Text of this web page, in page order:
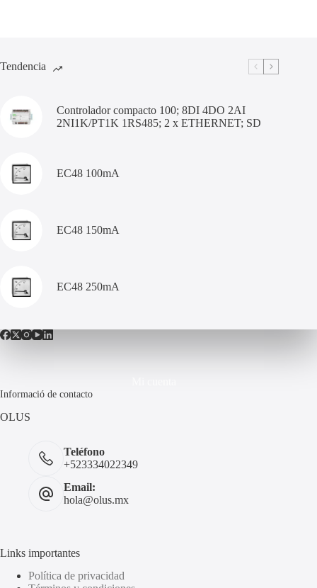
Tendencia
Controlador compacto 100; 8DI 4DO 2AI
2NI1K/PT1K 1RS485; 2 x ETHERNET; SD
EC48 100mA
EC48 150mA
EC48 250mA
Informació de contacto
OLUS
Teléfono
+523334022349
Email:
hola@olus.mx
Links importantes
Política de privacidad